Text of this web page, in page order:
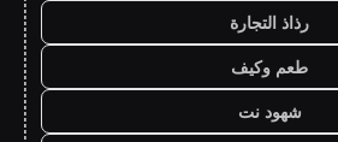
رذاذ التجارة
طعم وكيف
شهود نت